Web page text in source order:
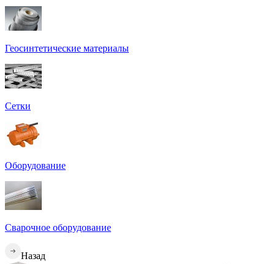
Геосинтетические материалы
Сетки
Оборудование
Сварочное оборудование
Назад